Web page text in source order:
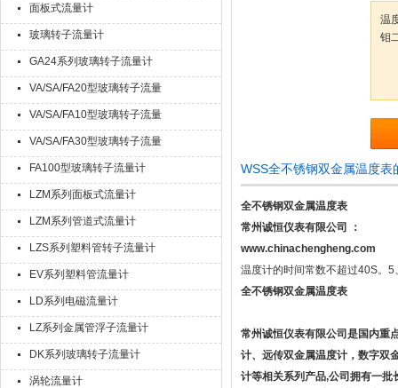
面板式流量计
玻璃转子流量计
GA24系列玻璃转子流量计
VA/SA/FA20型玻璃转子流量
计
VA/SA/FA10型玻璃转子流量
计
VA/SA/FA30型玻璃转子流量
计
FA100型玻璃转子流量计
LZM系列面板式流量计
LZM系列管道式流量计
LZS系列塑料管转子流量计
EV系列塑料管流量计
LD系列电磁流量计
LZ系列金属管浮子流量计
DK系列玻璃转子流量计
涡轮流量计
温
钼
WSS全不锈钢双金属温度表
全不锈钢双金属温度表
常州诚恒仪表有限公司
：
www.chinachengheng.com
温度计的时间常数不超过40S。
全不锈钢双金属温度表
常州诚恒仪表有限公司是国内重
计、远传双金属温度计，数字双
计等相关系列产品,公司拥有一批